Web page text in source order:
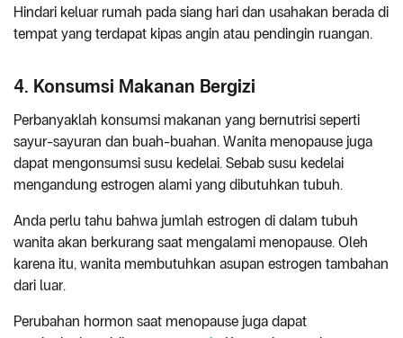
Hindari keluar rumah pada siang hari dan usahakan berada di
tempat yang terdapat kipas angin atau pendingin ruangan.
4. Konsumsi Makanan Bergizi
Perbanyaklah konsumsi makanan yang bernutrisi seperti
sayur-sayuran dan buah-buahan. Wanita menopause juga
dapat mengonsumsi susu kedelai. Sebab susu kedelai
mengandung estrogen alami yang dibutuhkan tubuh.
Anda perlu tahu bahwa jumlah estrogen di dalam tubuh
wanita akan berkurang saat mengalami menopause. Oleh
karena itu, wanita membutuhkan asupan estrogen tambahan
dari luar.
Perubahan hormon saat menopause juga dapat